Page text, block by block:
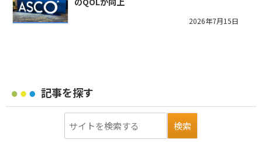
2026年7月15日
記事を探す